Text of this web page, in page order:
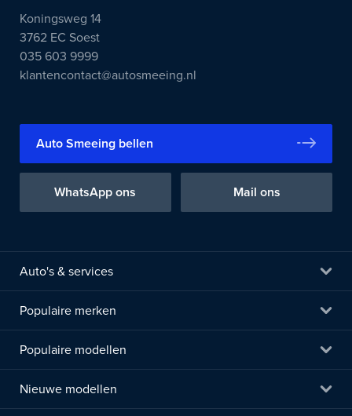
Koningsweg 14
3762 EC Soest
035 603 9999
klantencontact@autosmeeing.nl
Auto Smeeing bellen
WhatsApp ons Mail ons
Auto's & services
Populaire merken
Populaire modellen
Nieuwe modellen